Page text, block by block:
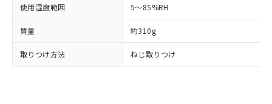
使用湿度範囲 5～85%RH
質量 約310g
取りつけ方法 ねじ取りつけ
ビス）をご利用いただくには、I-Web
メンバーズにご登録されている必要が
お客様が当ウェブサイト上で当社にご
登録された部品リストについて、当社
月が前後することがあります。
※3 非含有証明書ダウンロード
質が外部に漏えいし、環境に深刻な影響を
及ぼさない年数を意味します。
「－」：未確認です。当社販売部門へお問
い合わせください。
法に輸出するおそれがある場合は、取
り引きをいたしません。
白
情報を公開していない機種